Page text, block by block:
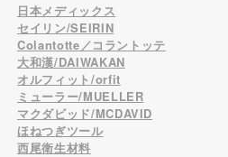
日本メディックス
セイリン/SEIRIN
Colantotte／コラントッテ
大和漢/DAIWAKAN
オルフィット/orfit
ミューラー/MUELLER
マクダビッド/MCDAVID
ほねつぎツール
西尾衛生材料